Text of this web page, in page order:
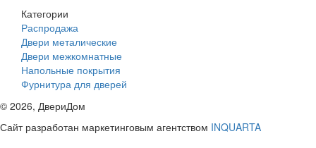
Категории
Распродажа
Двери металические
Двери межкомнатные
Напольные покрытия
Фурнитура для дверей
© 2026, ДвериДом
Сайт разработан маркетинговым агентством INQUARTA